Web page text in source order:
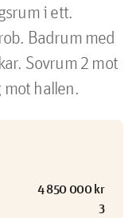
i ett.
Badrum med
Sovrum 2 mot
hallen.
4 850 000 kr
3